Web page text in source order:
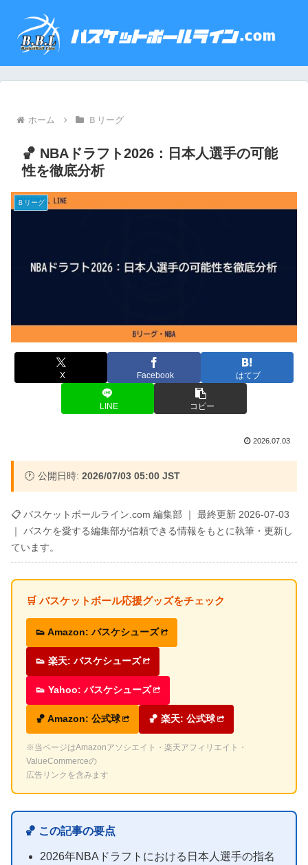
ホーム Ｂリーグ
🏀 NBAドラフト2026：日本人選手の可能
性を徹底分析
Ｂリーグ
X Facebook はてブ
LINE コピー
2026.07.03
🕐 公開日時: 2026/07/03 05:00 JST
📋 バスケットボールライン.com 編集部 ｜ 最終更新 2026-07-03
｜ バスケを愛する編集部が信頼できる情報をもとに執筆・更新し
ています。
🛒 バスケットボール応援グッズをチェック
👟 Amazon: バスケシューズ
👟 楽天: バスケシューズ
👟 Yahoo: バスケシューズ
🏀 Amazon: 公式球 🏀 楽天: 公式球
※当ページはAmazonアソシエイト・楽天アフィリエイト・
ValueCommerceの
広告リンクを含みます
🏀 この記事の要点
2026年NBAドラフトにおける日本人選手の指名